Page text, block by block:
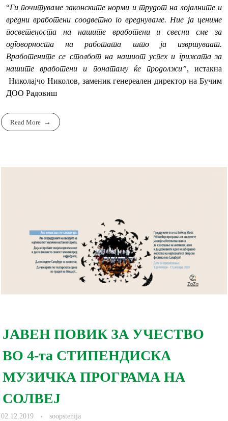
“Ги почитуваме законските норми и трудот на лојалните и
вредни вработени соодветно го вреднуваме. Ние ја цениме
посветеноста на нашите вработени и свесни сме за
одговорноста на работата што ја извршуваат.
Вработените се столбот на нашиот успех и грижата за
нашите вработени и понатаму ќе продолжи”, истакна
Николајчо Николов, заменик генереален директор на Бучим
ДОО Радовиш
Read More
ЈАВЕН ПОВИК ЗА УЧЕСТВО
ВО 4-та СТИПЕНДИСКА
МУЗИЧКА ПРОГРАМА НА
СОЛВЕЈ
02.12.2019 soopstenija